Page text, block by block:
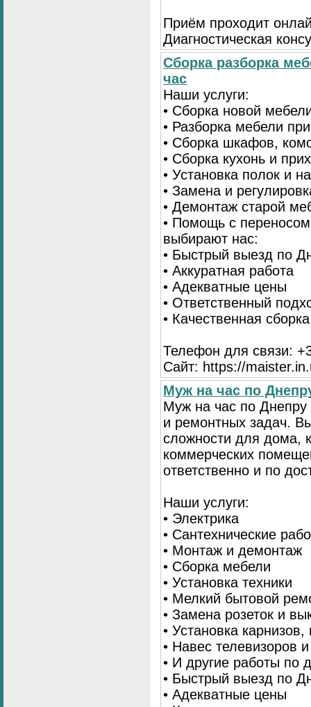
Приём проходит
Диагностическая
Сборка разборка
час
Наши услуги:
• Сборка новой
• Разборка мебели
• Сборка шкафов,
• Сборка кухонь и
• Установка полок и
• Замена и
• Демонтаж старой
• Помощь с
выбирают нас:
• Быстрый выезд по
• Аккуратная работа
• Адекватные цены
• Ответственный
• Качественная
Телефон для связи:
Сайт: https://
Муж на час по
Муж на час по
и ремонтных задач.
сложности для дома,
коммерческих
ответственно и по
Наши услуги:
• Электрика
• Сантехнические
• Монтаж и демонтаж
• Сборка мебели
• Установка техники
• Мелкий бытовой
• Замена розеток и
• Установка
• Навес телевизоров
• И другие работы по
• Быстрый выезд по
• Адекватные цены